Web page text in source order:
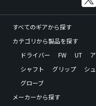
すべてのギアから探す
カテゴリから製品を探す
ドライバー
FW UT
シャフト
グリップ シ
グローブ
メーカーから探す